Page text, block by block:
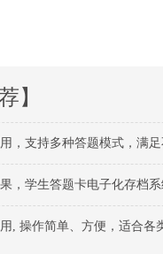
】
，支持多种答题模式，满
，学生答题卡电子化存档
, 操作简单、方便，适合